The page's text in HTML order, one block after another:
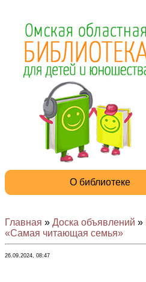
О библиотеке
Главная » Доска объявлений »
«Самая читающая семья»
26.09.2024, 08:47